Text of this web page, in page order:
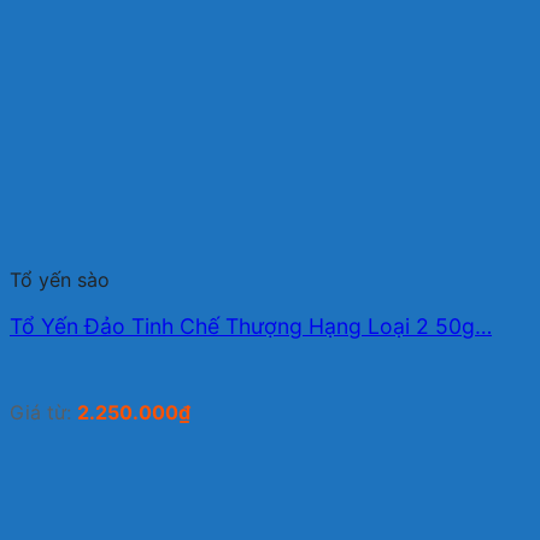
Tổ yến sào
Tổ Yến Đảo Tinh Chế Thượng Hạng Loại 2 50g…
Giá từ: 2.250.000₫